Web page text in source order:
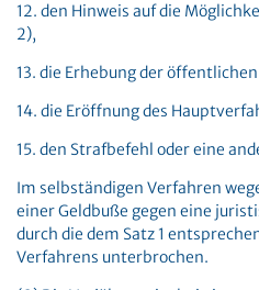
12. den Hinweis auf die
2),
13. die Erhebung der
14. die Eröffnung des
15. den Strafbefehl oder eine
Im selbständigen Verfahren
einer Geldbuße gegen eine
durch die dem Satz 1
Verfahrens unterbrochen.